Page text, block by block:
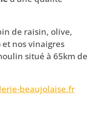
de raisin, olive,
nos vinaigres
situé à 65km de
beaujolaise.fr